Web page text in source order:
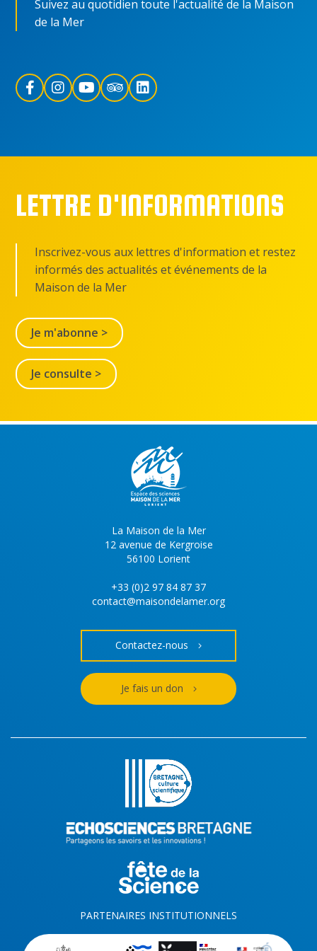
Suivez au quotidien toute l'actualité de la Maison
de la Mer
LETTRE D'INFORMATIONS
Inscrivez-vous aux lettres d'information et restez
informés des actualités et événements de la
Maison de la Mer
Je m'abonne >
Je consulte >
La Maison de la Mer
12 avenue de Kergroise
56100 Lorient
+33 (0)2 97 84 87 37
contact@maisondelamer.org
Contactez-nous
Je fais un don
PARTENAIRES INSTITUTIONNELS